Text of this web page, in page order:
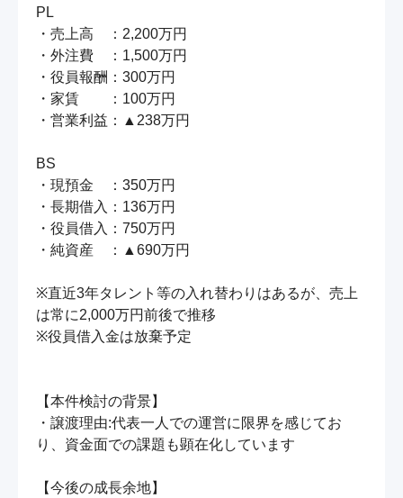
PL
・売上高　：2,200万円
・外注費　：1,500万円
・役員報酬：300万円
・家賃　　：100万円
・営業利益：▲238万円
BS
・現預金　：350万円
・長期借入：136万円
・役員借入：750万円
・純資産　：▲690万円
※直近3年タレント等の入れ替わりはあるが、売上
は常に2,000万円前後で推移
※役員借入金は放棄予定
【本件検討の背景】
・譲渡理由:代表一人での運営に限界を感じてお
り、資金面での課題も顕在化しています
【今後の成長余地】